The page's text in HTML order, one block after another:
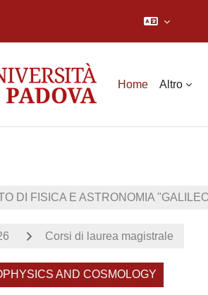
Home Altro
DI FISICA E ASTRONOMIA
Corsi di laurea magistrale
AND COSMOLOGY